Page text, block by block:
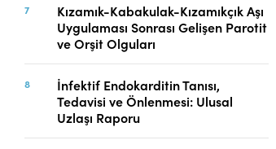
Kızamık-Kabakulak-Kızamıkçık Aşı
Uygulaması Sonrası Gelişen Parotit
ve Orşit Olguları
İnfektif Endokarditin Tanısı,
Tedavisi ve Önlenmesi: Ulusal
Uzlaşı Raporu